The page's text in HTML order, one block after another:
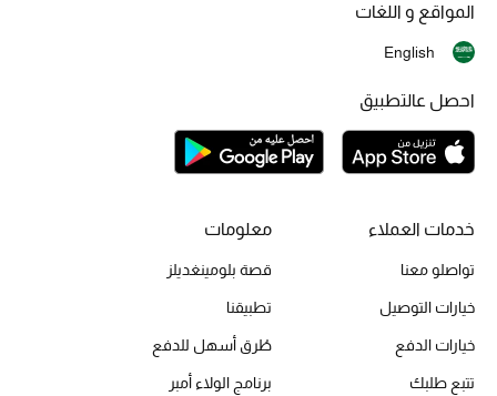
خدمات العملاء
تواصلو معنا
خيارات التوصيل
خيارات الدفع
تتبع طلبك
معلومات
قصة بلومينغديلز
تطبيقنا
طُرق أسهل للدفع
برنامج الولاء أمبر
المواقع و اللغات
English
احصل عالتطبيق